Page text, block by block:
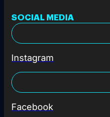
SOCIAL MEDIA
Instagram
Facebook